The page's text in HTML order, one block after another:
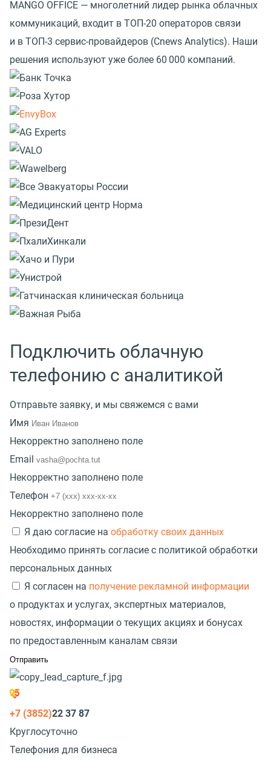
MANGO OFFICE — многолетний лидер рынка облачных
коммуникаций, входит в ТОП-20 операторов связи
и в ТОП-3 сервис-провайдеров (Cnews Analytics). Наши
решения используют уже более 60 000 компаний.
Подключить облачную
телефонию с аналитикой
Отправьте заявку, и мы свяжемся с вами
Имя
Некорректно заполнено поле
Email
Некорректно заполнено поле
Телефон
Некорректно заполнено поле
Я даю согласие на обработку своих данных
Необходимо принять согласие с политикой обработки
персональных данных
Я согласен на получение рекламной информации
о продуктах и услугах, экспертных материалов,
новостях, информации о текущих акциях и бонусах
по предоставленным каналам связи
+7 (3852)22 37 87
Круглосуточно
Телефония для бизнеса